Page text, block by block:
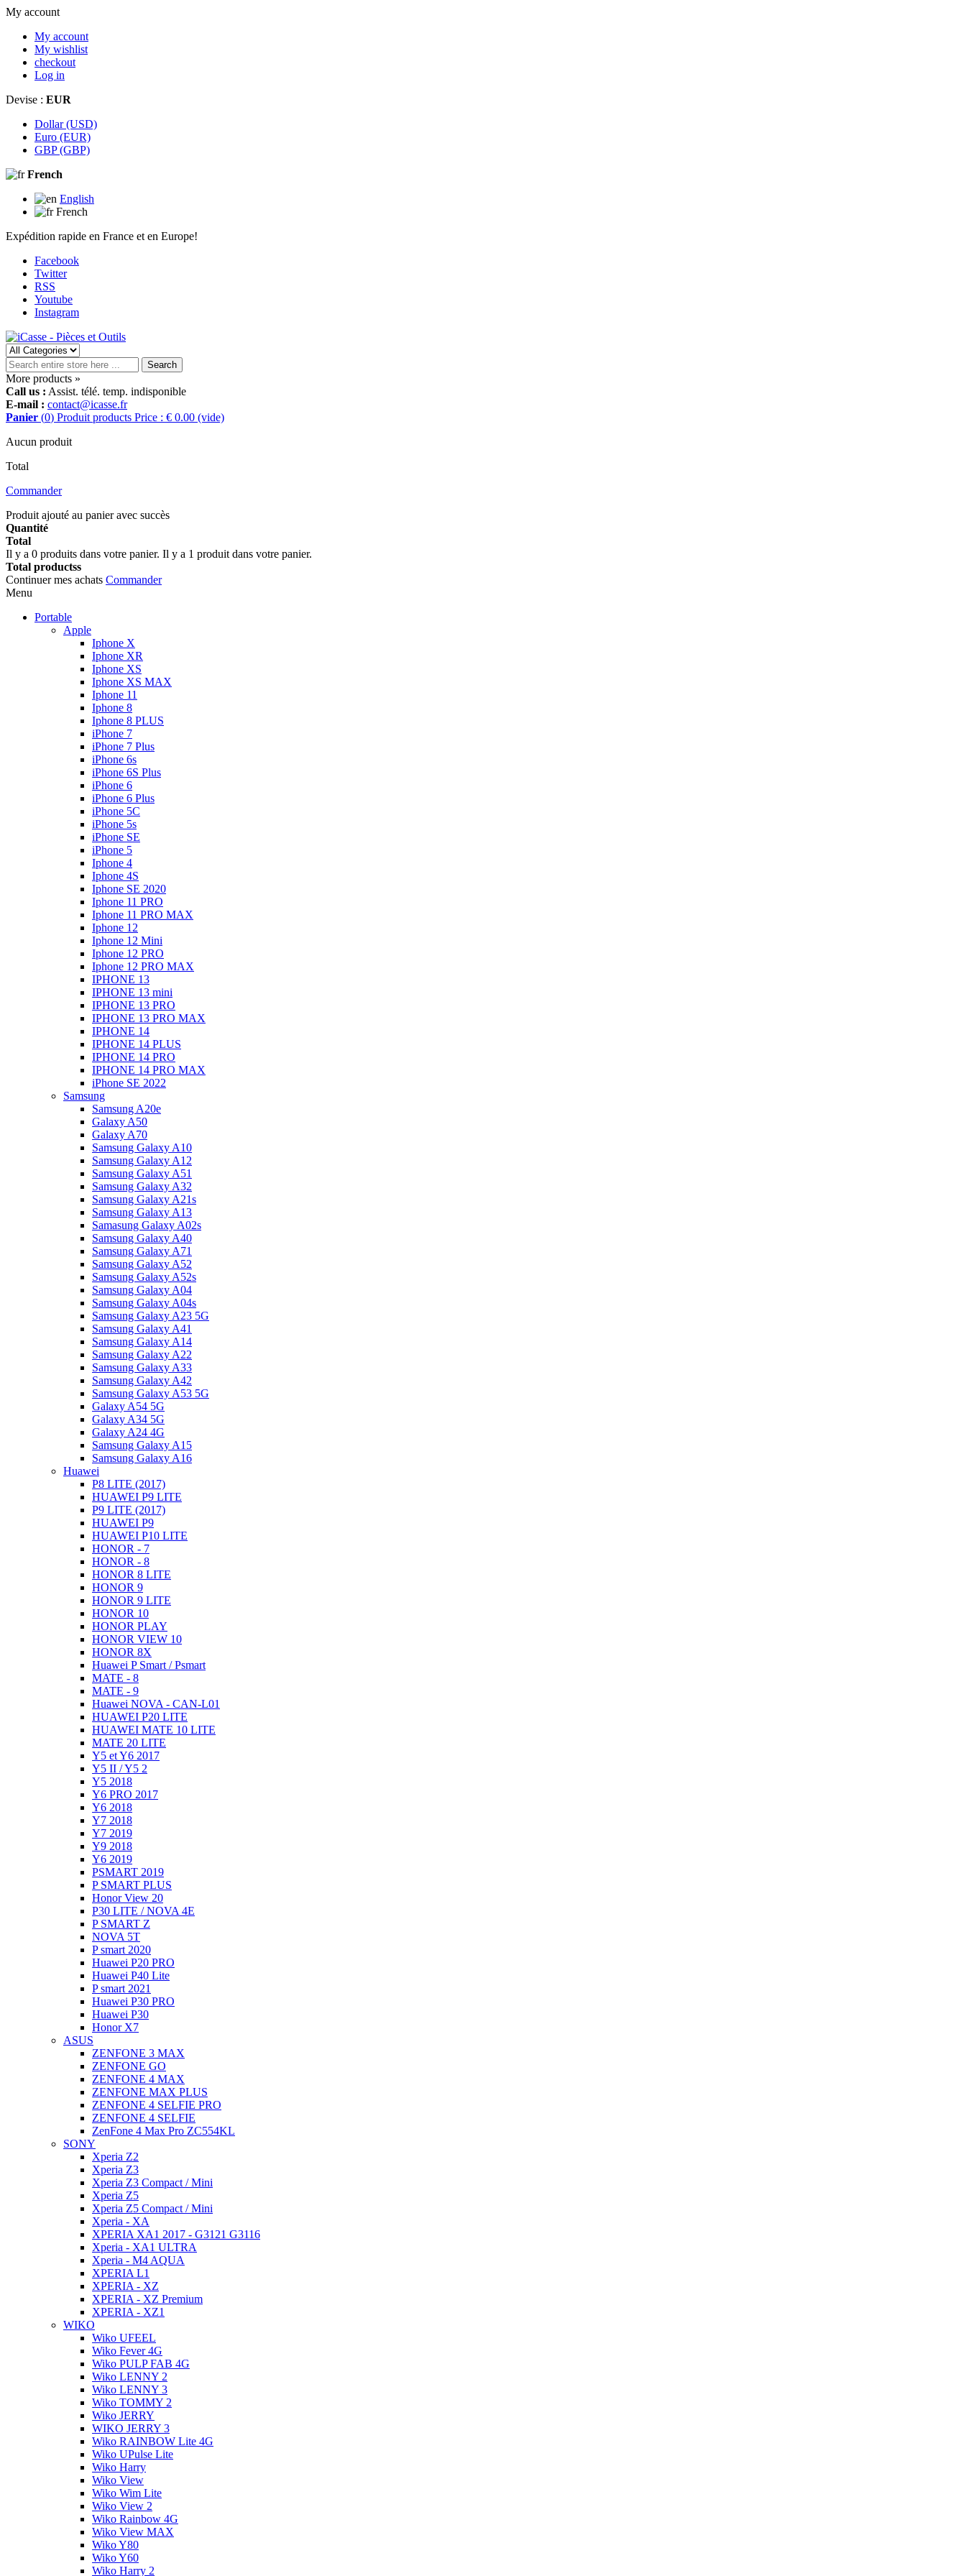
My account
My account
My wishlist
checkout
Log in
Devise : EUR
Dollar (USD)
Euro (EUR)
GBP (GBP)
French
English
French
Expédition rapide en France et en Europe!
Facebook
Twitter
RSS
Youtube
Instagram
Search
More products »
Call us : Assist. télé. temp. indisponible
E-mail : contact@icasse.fr
Panier (0) Produit products Price : € 0.00 (vide)
Aucun produit
Total
Commander
Produit ajouté au panier avec succès
Quantité
Total
Il y a 0 produits dans votre panier. Il y a 1 produit dans votre panier.
Total productss
Continuer mes achats Commander
Menu
Portable
Apple
Iphone X
Iphone XR
Iphone XS
Iphone XS MAX
Iphone 11
Iphone 8
Iphone 8 PLUS
iPhone 7
iPhone 7 Plus
iPhone 6s
iPhone 6S Plus
iPhone 6
iPhone 6 Plus
iPhone 5C
iPhone 5s
iPhone SE
iPhone 5
Iphone 4
Iphone 4S
Iphone SE 2020
Iphone 11 PRO
Iphone 11 PRO MAX
Iphone 12
Iphone 12 Mini
Iphone 12 PRO
Iphone 12 PRO MAX
IPHONE 13
IPHONE 13 mini
IPHONE 13 PRO
IPHONE 13 PRO MAX
IPHONE 14
IPHONE 14 PLUS
IPHONE 14 PRO
IPHONE 14 PRO MAX
iPhone SE 2022
Samsung
Samsung A20e
Galaxy A50
Galaxy A70
Samsung Galaxy A10
Samsung Galaxy A12
Samsung Galaxy A51
Samsung Galaxy A32
Samsung Galaxy A21s
Samsung Galaxy A13
Samasung Galaxy A02s
Samsung Galaxy A40
Samsung Galaxy A71
Samsung Galaxy A52
Samsung Galaxy A52s
Samsung Galaxy A04
Samsung Galaxy A04s
Samsung Galaxy A23 5G
Samsung Galaxy A41
Samsung Galaxy A14
Samsung Galaxy A22
Samsung Galaxy A33
Samsung Galaxy A42
Samsung Galaxy A53 5G
Galaxy A54 5G
Galaxy A34 5G
Galaxy A24 4G
Samsung Galaxy A15
Samsung Galaxy A16
Huawei
P8 LITE (2017)
HUAWEI P9 LITE
P9 LITE (2017)
HUAWEI P9
HUAWEI P10 LITE
HONOR - 7
HONOR - 8
HONOR 8 LITE
HONOR 9
HONOR 9 LITE
HONOR 10
HONOR PLAY
HONOR VIEW 10
HONOR 8X
Huawei P Smart / Psmart
MATE - 8
MATE - 9
Huawei NOVA - CAN-L01
HUAWEI P20 LITE
HUAWEI MATE 10 LITE
MATE 20 LITE
Y5 et Y6 2017
Y5 II / Y5 2
Y5 2018
Y6 PRO 2017
Y6 2018
Y7 2018
Y7 2019
Y9 2018
Y6 2019
PSMART 2019
P SMART PLUS
Honor View 20
P30 LITE / NOVA 4E
P SMART Z
NOVA 5T
P smart 2020
Huawei P20 PRO
Huawei P40 Lite
P smart 2021
Huawei P30 PRO
Huawei P30
Honor X7
ASUS
ZENFONE 3 MAX
ZENFONE GO
ZENFONE 4 MAX
ZENFONE MAX PLUS
ZENFONE 4 SELFIE PRO
ZENFONE 4 SELFIE
ZenFone 4 Max Pro ZC554KL
SONY
Xperia Z2
Xperia Z3
Xperia Z3 Compact / Mini
Xperia Z5
Xperia Z5 Compact / Mini
Xperia - XA
XPERIA XA1 2017 - G3121 G3116
Xperia - XA1 ULTRA
Xperia - M4 AQUA
XPERIA L1
XPERIA - XZ
XPERIA - XZ Premium
XPERIA - XZ1
WIKO
Wiko UFEEL
Wiko Fever 4G
Wiko PULP FAB 4G
Wiko LENNY 2
Wiko LENNY 3
Wiko TOMMY 2
Wiko JERRY
WIKO JERRY 3
Wiko RAINBOW Lite 4G
Wiko UPulse Lite
Wiko Harry
Wiko View
Wiko Wim Lite
Wiko View 2
Wiko Rainbow 4G
Wiko View MAX
Wiko Y80
Wiko Y60
Wiko Harry 2